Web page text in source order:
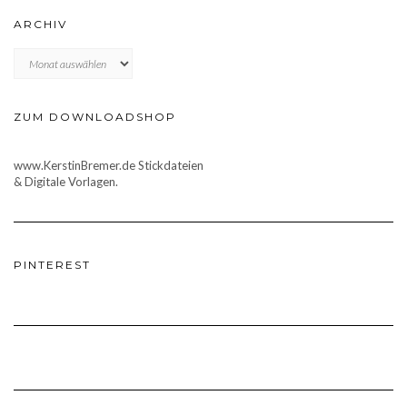
ARCHIV
ZUM DOWNLOADSHOP
www.KerstinBremer.de Stickdateien
& Digitale Vorlagen.
PINTEREST